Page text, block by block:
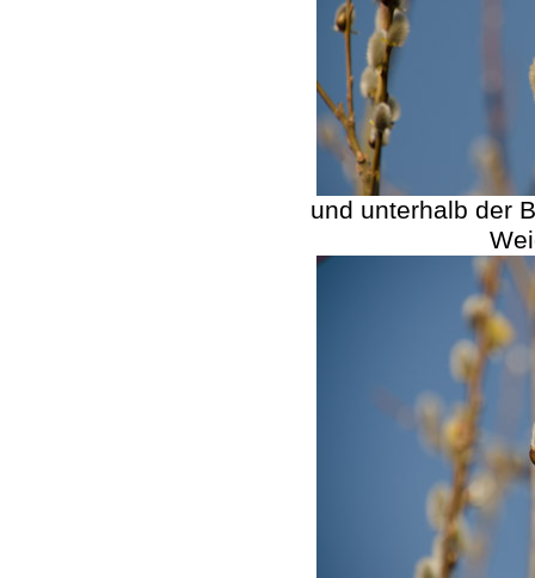
und unterhalb der